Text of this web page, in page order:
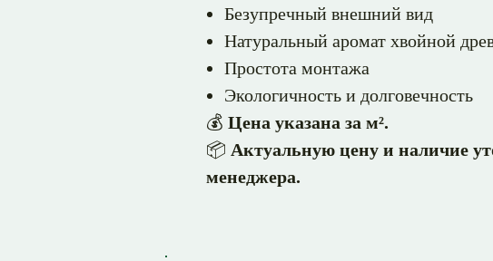
Безупречный внешний вид
Натуральный аромат хвойной
Простота монтажа
Экологичность и долговечность
💰 Цена указана за м².
📦 Актуальную цену и наличие
менеджера.